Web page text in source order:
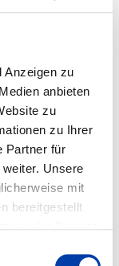
Anzeigen zu
anbieten
zu
zu Ihrer
Partner für
Unsere
mit
bereitgestellt